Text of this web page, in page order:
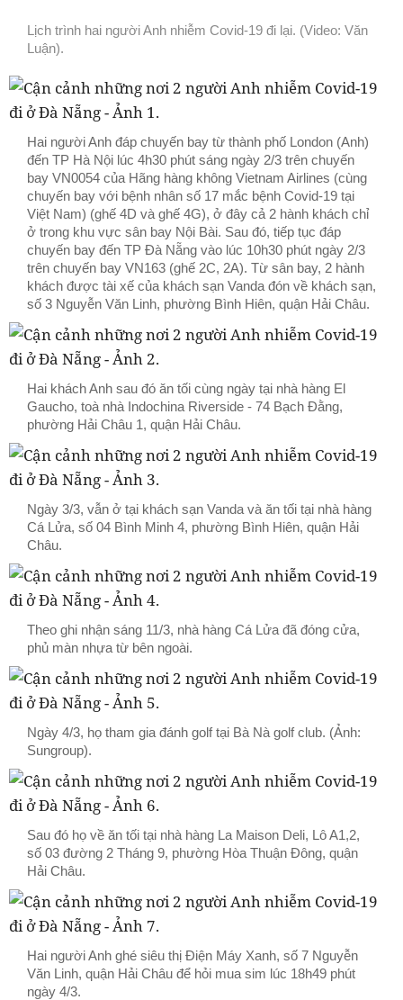
Lịch trình hai người Anh nhiễm Covid-19 đi lại. (Video: Văn
Luận).
Hai người Anh đáp chuyến bay từ thành phố London (Anh)
đến TP Hà Nội lúc 4h30 phút sáng ngày 2/3 trên chuyến
bay VN0054 của Hãng hàng không Vietnam Airlines (cùng
chuyến bay với bệnh nhân số 17 mắc bệnh Covid-19 tại
Việt Nam) (ghế 4D và ghế 4G), ở đây cả 2 hành khách chỉ
ở trong khu vực sân bay Nội Bài. Sau đó, tiếp tục đáp
chuyến bay đến TP Đà Nẵng vào lúc 10h30 phút ngày 2/3
trên chuyến bay VN163 (ghế 2C, 2A). Từ sân bay, 2 hành
khách được tài xế của khách sạn Vanda đón về khách sạn,
số 3 Nguyễn Văn Linh, phường Bình Hiên, quận Hải Châu.
Hai khách Anh sau đó ăn tối cùng ngày tại nhà hàng El
Gaucho, toà nhà Indochina Riverside - 74 Bạch Đằng,
phường Hải Châu 1, quận Hải Châu.
Ngày 3/3, vẫn ở tại khách sạn Vanda và ăn tối tại nhà hàng
Cá Lửa, số 04 Bình Minh 4, phường Bình Hiên, quận Hải
Châu.
Theo ghi nhận sáng 11/3, nhà hàng Cá Lửa đã đóng cửa,
phủ màn nhựa từ bên ngoài.
Ngày 4/3, họ tham gia đánh golf tại Bà Nà golf club. (Ảnh:
Sungroup).
Sau đó họ về ăn tối tại nhà hàng La Maison Deli, Lô A1,2,
số 03 đường 2 Tháng 9, phường Hòa Thuận Đông, quận
Hải Châu.
Hai người Anh ghé siêu thị Điện Máy Xanh, số 7 Nguyễn
Văn Linh, quận Hải Châu để hỏi mua sim lúc 18h49 phút
ngày 4/3.